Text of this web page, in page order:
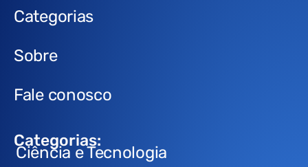
Categorias
Sobre
Fale conosco
Categorias:
Ciência e Tecnologia